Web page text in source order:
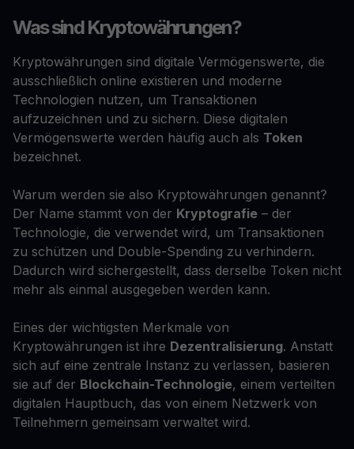
Was sind Kryptowährungen?
Kryptowährungen sind digitale Vermögenswerte, die
ausschließlich online existieren und moderne
Technologien nutzen, um Transaktionen
aufzuzeichnen und zu sichern. Diese digitalen
Vermögenswerte werden häufig auch als Token
bezeichnet.
Warum werden sie also Kryptowährungen genannt?
Der Name stammt von der Kryptografie – der
Technologie, die verwendet wird, um Transaktionen
zu schützen und Double-Spending zu verhindern.
Dadurch wird sichergestellt, dass derselbe Token nicht
mehr als einmal ausgegeben werden kann.
Eines der wichtigsten Merkmale von
Kryptowährungen ist ihre Dezentralisierung. Anstatt
sich auf eine zentrale Instanz zu verlassen, basieren
sie auf der Blockchain-Technologie, einem verteilten
digitalen Hauptbuch, das von einem Netzwerk von
Teilnehmern gemeinsam verwaltet wird.